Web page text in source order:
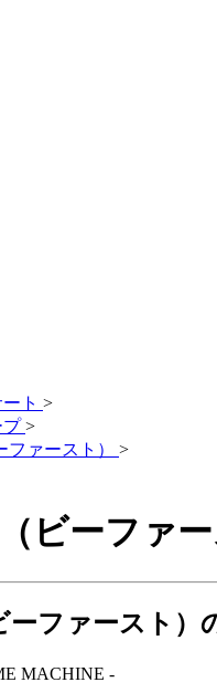
ト >
プ >
ァースト）
>
ビーファ
ーファースト）
MACHINE -